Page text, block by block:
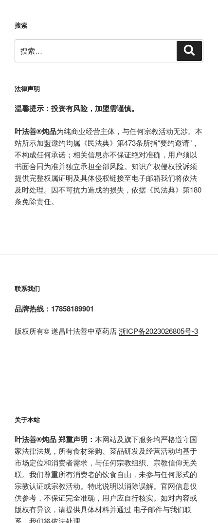
搜索
索：
法律声明
温馨提示：投资有风险，加盟需谨慎。
叶法善®炖品为纯商业经营主体，与任何宗教活动无涉。本
站所示加盟邀约均属《民法典》第473条所指“要约邀请”，
不构成任何承诺；相关信息亦不保证绝对准确，用户须以
书面合同为准并独立承担全部风险。知识产权侵权投诉须
提供完整权属证明及具体侵权链接至电子邮箱我们将依法
及时处理。因不可抗力造成的损失，依据《民法典》第180
条免除责任。
联系我们
品牌热线：17858189901
版权所有© 遂昌叶法善中草药店浙ICP备2023026805号-3
关于本站
叶法善®炖品 郑重声明： 本网站及旗下服务均严格遵守国
家法律法规，所有食材采购、菜品研发及经营活动均基于
市场定位和消费者需求，与任何宗教组织、宗教信仰无关
联。我们尊重所有消费者的饮食自由，未参与任何形式的
宗教认证或宗教活动。特此说明以消除误解。官网信息仅
供参考，不保证完全准确，用户应自行核实。如对内容或
版权有异议，请提供具体材料并通过 电子邮件与我们联